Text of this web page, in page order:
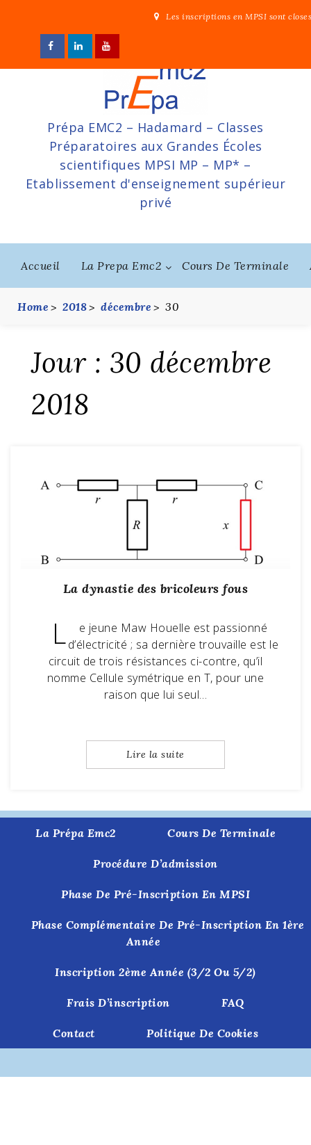
content
Les inscriptions en MPSI sont
Prépa EMC2 – Hadamard – Classes
Préparatoires aux Grandes Écoles
scientifiques MPSI MP – MP* –
Etablissement d'enseignement supérieur
privé
Accueil La Prepa Emc2 Cours De Terminale
Home 2018 décembre 30
Jour : 30 décembre
2018
La dynastie des bricoleurs fous
L
e jeune Maw Houelle est passionné
d’électricité ; sa dernière trouvaille est le
circuit de trois résistances ci-contre, qu’il
nomme Cellule symétrique en T, pour une
raison que lui seul…
Lire la suite
La Prépa Emc2 Cours De Terminale
Procédure D’admission
Phase De Pré-Inscription En MPSI
Phase Complémentaire De Pré-Inscription En 1ère
Année
Inscription 2ème Année (3/2 Ou 5/2)
Frais D’inscription FAQ
Contact Politique De Cookies